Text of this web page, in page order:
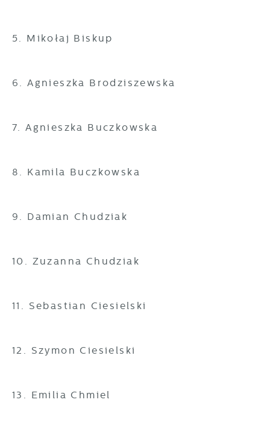
5. Mikołaj Biskup
6. Agnieszka Brodziszewska
7. Agnieszka Buczkowska
8. Kamila Buczkowska
9. Damian Chudziak
10. Zuzanna Chudziak
11. Sebastian Ciesielski
12. Szymon Ciesielski
13. Emilia Chmiel